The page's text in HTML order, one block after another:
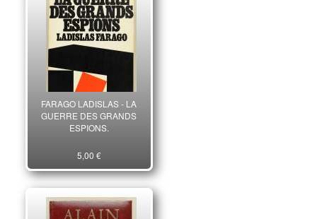
FARAGO LADISLAS - LA
GUERRE DES GRANDS
ESPIONS.
5,00 €